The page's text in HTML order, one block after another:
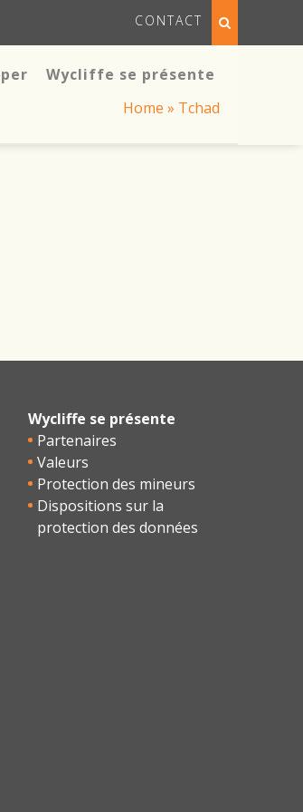
CONTACT
Wycliffe se présente
Home » Tchad
Wycliffe se présente
Partenaires
Valeurs
Protection des mineurs
Dispositions sur la
protection des données